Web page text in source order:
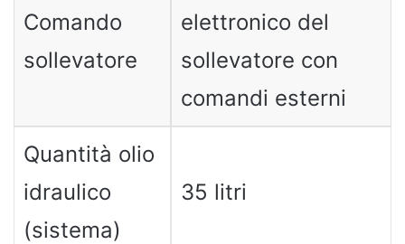
Comando
sollevatore
elettronico del
sollevatore con
comandi esterni
Quantità olio
idraulico
(sistema)
35 litri